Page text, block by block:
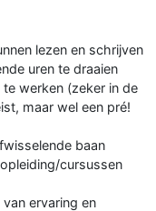
lezen en schrijven
uren te draaien
werken (zeker in de
maar wel een pré!
baan
cursussen
ervaring en